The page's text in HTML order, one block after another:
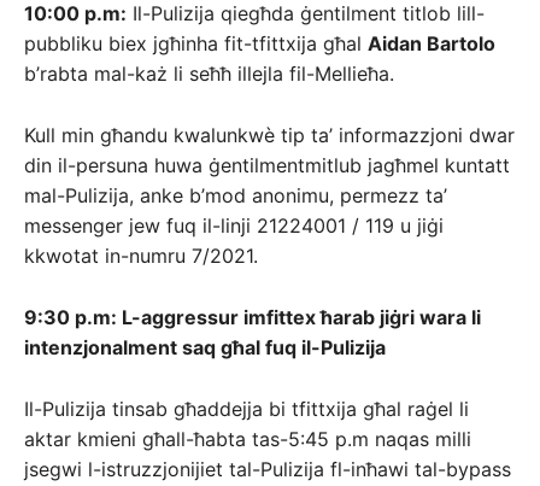
10:00 p.m: Il-Pulizija qiegħda ġentilment titlob lill-
pubbliku biex jgħinha fit-tfittxija għal Aidan Bartolo
b’rabta mal-każ li seħħ illejla fil-Mellieħa.
Kull min għandu kwalunkwè tip ta’ informazzjoni dwar
din il-persuna huwa ġentilmentmitlub jagħmel kuntatt
mal-Pulizija, anke b’mod anonimu, permezz ta’
messenger jew fuq il-linji 21224001 / 119 u jiġi
kkwotat in-numru 7/2021.
9:30 p.m: L-aggressur imfittex ħarab jiġri wara li
intenzjonalment saq għal fuq il-Pulizija
Il-Pulizija tinsab għaddejja bi tfittxija għal raġel li
aktar kmieni għall-ħabta tas-5:45 p.m naqas milli
jsegwi l-istruzzjonijiet tal-Pulizija fl-inħawi tal-bypass